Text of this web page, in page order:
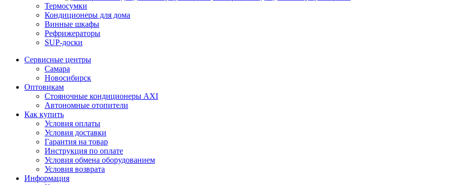
Термосумки
Кондиционеры для дома
Винные шкафы
Рефрижераторы
SUP-доски
Сервисные центры
Самара
Новосибирск
Оптовикам
Стояночные кондиционеры AXI
Автономные отопители
Как купить
Условия оплаты
Условия доставки
Гарантия на товар
Инструкция по оплате
Условия обмена оборудованием
Условия возврата
Информация